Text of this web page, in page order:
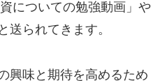
についての勉強動画」や
送られてきます。
興味と期待を高めるため